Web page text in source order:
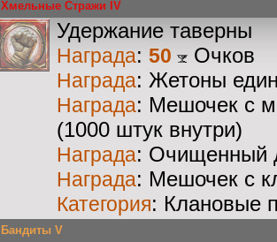
Хмельные Стражи IV
Удержание таверны
Награда: 50 Очков
Награда: Жетоны
Награда: Мешочек с
(1000 штук внутри)
Награда: Очищенный
Награда: Мешочек с
Категория: Клановые
Бандиты V